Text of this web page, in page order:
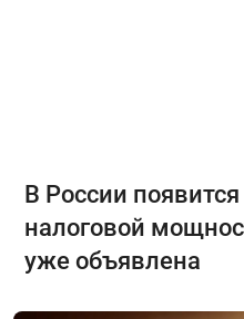
В России
налоговой
уже объявлена